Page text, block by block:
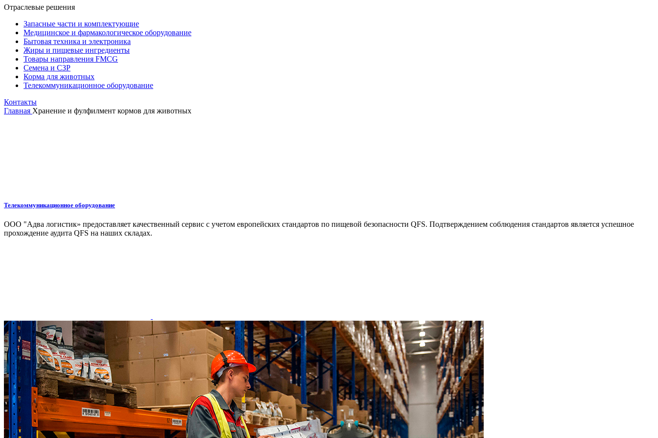
Отраслевые решения
Запасные части и комплектующие
Медицинское и фармакологическое оборудование
Бытовая техника и электроника
Жиры и пищевые ингредиенты
Товары направления FMCG
Семена и СЗР
Корма для животных
Телекоммуникационное оборудование
Контакты
Главная Хранение и фулфилмент кормов для животных
Телекоммуникационное оборудование
ООО "Адва логистик» предоставляет качественный сервис с учетом европейских стандартов по пищевой безопасности QFS. Подтверждением соблюдения стандартов является успешное
прохождение аудита QFS на наших складах.